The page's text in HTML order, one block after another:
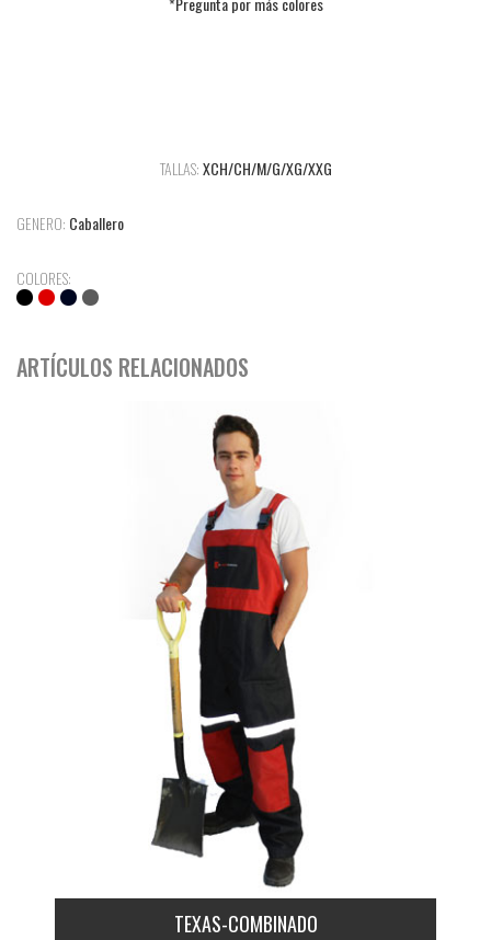
TALLAS:XCH/CH/M/G/XG/XXG
GENERO: Caballero
COLORES:
ARTÍCULOS RELACIONADOS
TEXAS-COMBINADO